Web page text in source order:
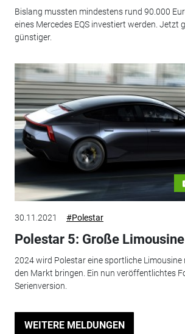
Bislang mussten mindestens rund 90.000
eines Mercedes EQS investiert werden. Jetzt
günstiger.
30.11.2021 #Polestar
Polestar 5: Große
2024 wird Polestar eine sportliche Limousine
den Markt bringen. Ein nun veröffentlichtes
Serienversion.
WEITERE MELDUNGEN